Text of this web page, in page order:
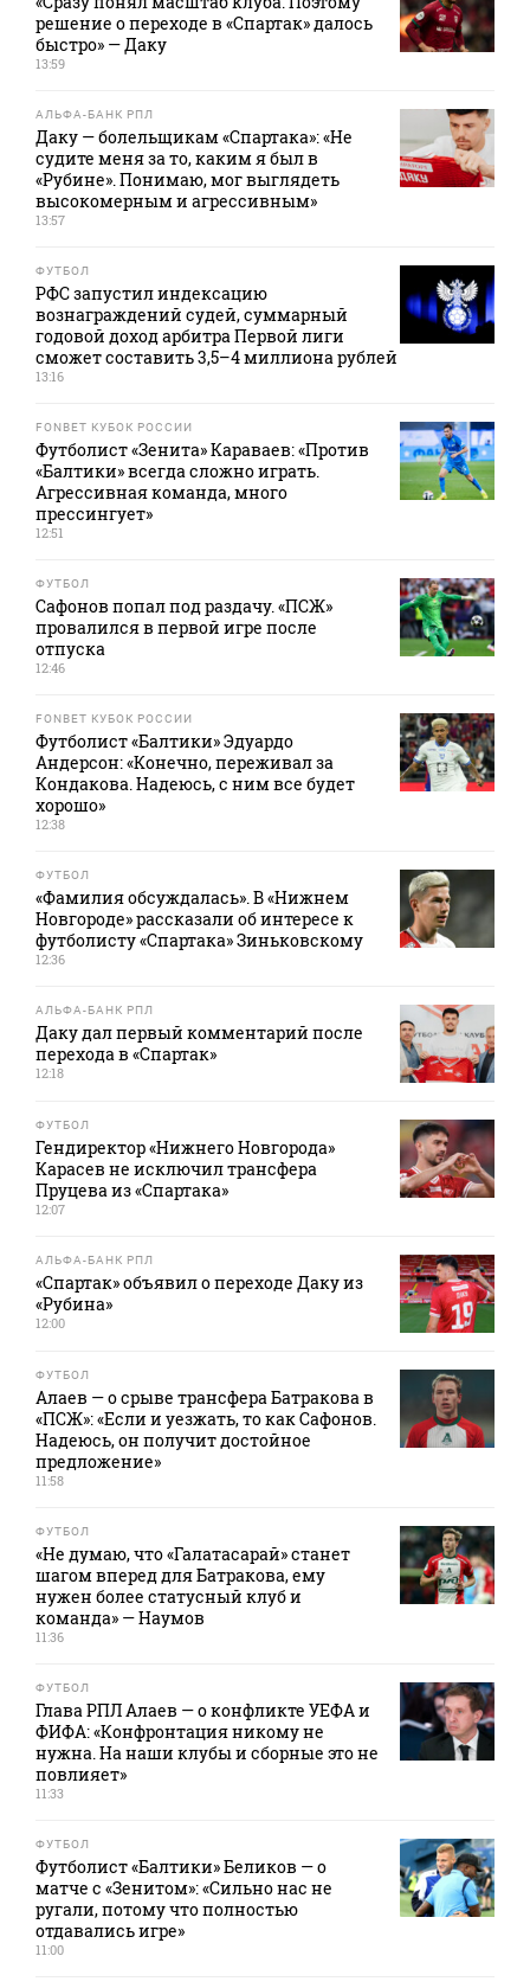
решение о переходе в «Спартак» далось
быстро» — Даку
13:59
АЛЬФА-БАНК РПЛ
Даку — болельщикам «Спартака»: «Не
судите меня за то, каким я был в
«Рубине». Понимаю, мог выглядеть
высокомерным и агрессивным»
13:57
ФУТБОЛ
РФС запустил индексацию
вознаграждений судей, суммарный
годовой доход арбитра Первой лиги
сможет составить 3,5–4 миллиона рублей
13:16
FONBET КУБОК РОССИИ
Футболист «Зенита» Караваев: «Против
«Балтики» всегда сложно играть.
Агрессивная команда, много
прессингует»
12:51
ФУТБОЛ
Сафонов попал под раздачу. «ПСЖ»
провалился в первой игре после
отпуска
12:46
FONBET КУБОК РОССИИ
Футболист «Балтики» Эдуардо
Андерсон: «Конечно, переживал за
Кондакова. Надеюсь, с ним все будет
хорошо»
12:38
ФУТБОЛ
«Фамилия обсуждалась». В «Нижнем
Новгороде» рассказали об интересе к
футболисту «Спартака» Зиньковскому
12:36
АЛЬФА-БАНК РПЛ
Даку дал первый комментарий после
перехода в «Спартак»
12:18
ФУТБОЛ
Гендиректор «Нижнего Новгорода»
Карасев не исключил трансфера
Пруцева из «Спартака»
12:07
АЛЬФА-БАНК РПЛ
«Спартак» объявил о переходе Даку из
«Рубина»
12:00
ФУТБОЛ
Алаев — о срыве трансфера Батракова в
«ПСЖ»: «Если и уезжать, то как Сафонов.
Надеюсь, он получит достойное
предложение»
11:58
ФУТБОЛ
«Не думаю, что «Галатасарай» станет
шагом вперед для Батракова, ему
нужен более статусный клуб и
команда» — Наумов
11:36
ФУТБОЛ
Глава РПЛ Алаев — о конфликте УЕФА и
ФИФА: «Конфронтация никому не
нужна. На наши клубы и сборные это не
повлияет»
11:33
ФУТБОЛ
Футболист «Балтики» Беликов — о
матче с «Зенитом»: «Сильно нас не
ругали, потому что полностью
отдавались игре»
11:00